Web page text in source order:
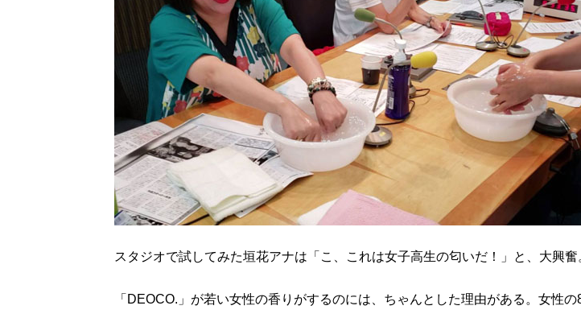
スタジオで試してみた垣花アナは「こ、これは女子高生の匂いだ！」と、大興奮
「DEOCO.」が若い女性の香りがするのには、ちゃんとした理由がある。女性の